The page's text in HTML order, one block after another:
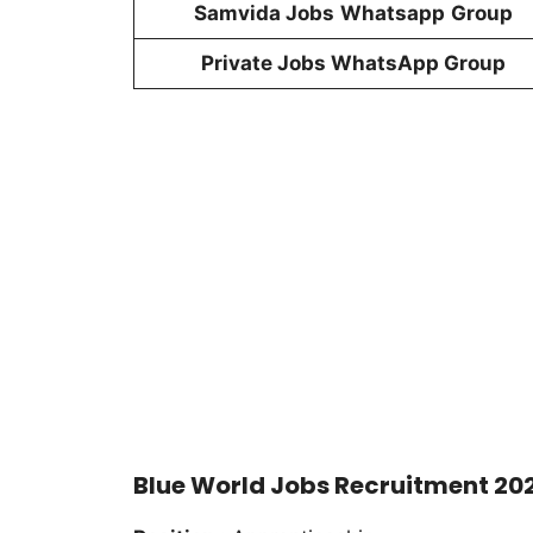
Samvida Jobs Whatsapp Group
Private Jobs WhatsApp Group
Blue World Jobs Recruitment